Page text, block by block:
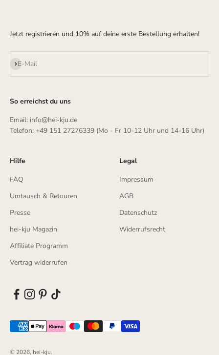
Jetzt registrieren und 10% auf deine erste Bestellung erhalten!
E-Mail
Abonnieren
So erreichst du uns
Email: info@hei-kju.de
Telefon: +49 151 27276339 (Mo - Fr 10-12 Uhr und 14-16 Uhr)
Hilfe
FAQ
Umtausch & Retouren
Presse
hei-kju Magazin
Affiliate Programm
Vertrag widerrufen
Legal
Impressum
AGB
Datenschutz
Widerrufsrecht
© 2026, hei-kju.